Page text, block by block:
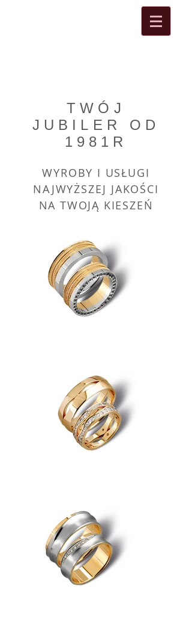
TWÓJ
JUBILER OD
1981R
WYROBY I USŁUGI
NAJWYŻSZEJ JAKOŚCI
NA TWOJĄ KIESZEŃ